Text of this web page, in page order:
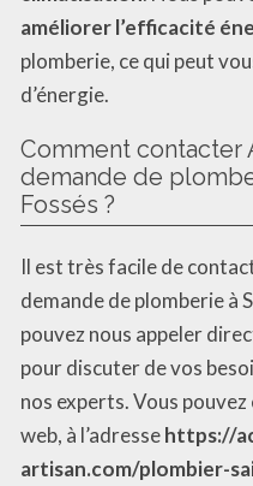
améliorer l’efficacité
plomberie, ce qui peut
d’énergie.
Comment contacter
demande de
Fossés ?
Il est très facile de
demande de plomberie à
pouvez nous appeler
pour discuter de vos
nos experts. Vous
web, à l’adressehttps://
artisan.com/plombier-